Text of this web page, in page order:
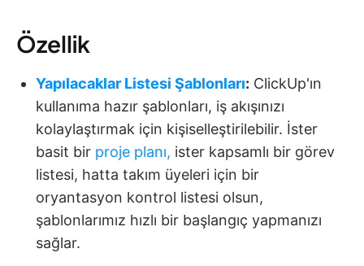
Özellik
Yapılacaklar Listesi Şablonları: ClickUp'ın
kullanıma hazır şablonları, iş akışınızı
kolaylaştırmak için kişiselleştirilebilir. İster
basit bir proje planı, ister kapsamlı bir görev
listesi, hatta takım üyeleri için bir
oryantasyon kontrol listesi olsun,
şablonlarımız hızlı bir başlangıç yapmanızı
sağlar.